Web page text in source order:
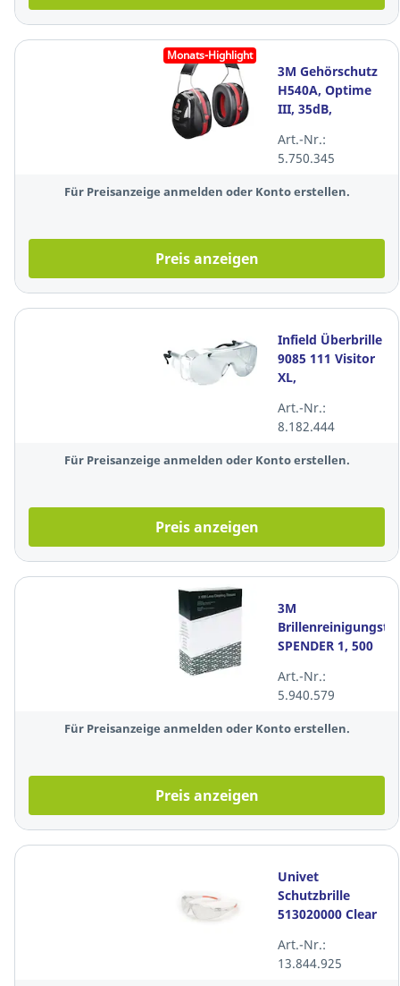
Monats-Highlight
3M Gehörschutz
H540A, Optime
III, 35dB,
Art.-Nr.:
5.750.345
Für Preisanzeige anmelden oder Konto erstellen.
Preis anzeigen
Infield Überbrille
9085 111 Visitor
XL,
klar
Art.-Nr.:
8.182.444
Für Preisanzeige anmelden oder Konto erstellen.
Preis anzeigen
3M
SPENDER 1, 500
Art.-Nr.:
5.940.579
Für Preisanzeige anmelden oder Konto erstellen.
Preis anzeigen
Univet
Schutzbrille
513020000 Clear
klar
Art.-Nr.:
13.844.925